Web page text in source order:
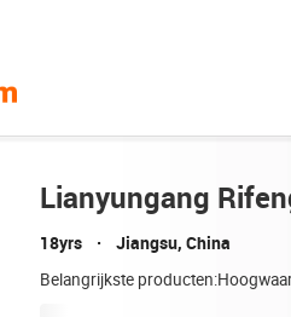
Lianyungang
18yrs Jiangsu, China
Belangrijkste